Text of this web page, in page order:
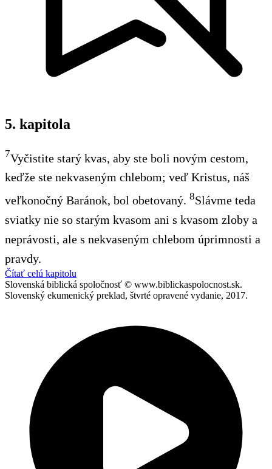
5. kapitola
7Vyčistite starý kvas, aby ste boli novým cestom,
keďže ste nekvaseným chlebom; veď Kristus, náš
veľkonočný Baránok, bol obetovaný. 8Slávme teda
sviatky nie so starým kvasom ani s kvasom zloby a
neprávosti, ale s nekvaseným chlebom úprimnosti a
pravdy.
Čítať celú kapitolu
Slovenská biblická spoločnosť © www.biblickaspolocnost.sk.
Slovenský ekumenický preklad, štvrté opravené vydanie, 2017.